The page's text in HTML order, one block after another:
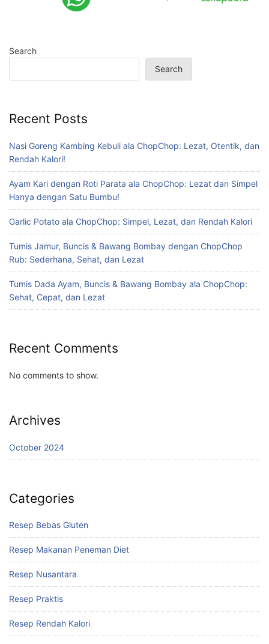
Search
Search
Recent Posts
Nasi Goreng Kambing Kebuli ala ChopChop: Lezat, Otentik, dan
Rendah Kalori!
Ayam Kari dengan Roti Parata ala ChopChop: Lezat dan Simpel
Hanya dengan Satu Bumbu!
Garlic Potato ala ChopChop: Simpel, Lezat, dan Rendah Kalori
Tumis Jamur, Buncis & Bawang Bombay dengan ChopChop
Rub: Sederhana, Sehat, dan Lezat
Tumis Dada Ayam, Buncis & Bawang Bombay ala ChopChop:
Sehat, Cepat, dan Lezat
Recent Comments
No comments to show.
Archives
October 2024
Categories
Resep Bebas Gluten
Resep Makanan Peneman Diet
Resep Nusantara
Resep Praktis
Resep Rendah Kalori